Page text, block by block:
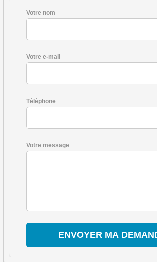
Votre nom
Votre e-mail
Téléphone
Votre message